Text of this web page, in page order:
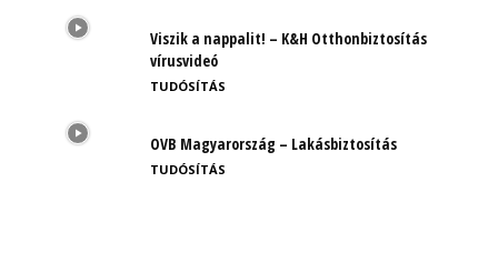
Viszik a nappalit! – K&H Otthonbiztosítás
vírusvideó
TUDÓSÍTÁS
OVB Magyarország – Lakásbiztosítás
TUDÓSÍTÁS